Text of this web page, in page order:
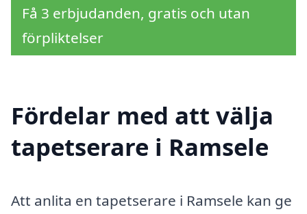
Få 3 erbjudanden, gratis och utan
förpliktelser
Fördelar med att välja
tapetserare i Ramsele
Att anlita en tapetserare i Ramsele kan ge